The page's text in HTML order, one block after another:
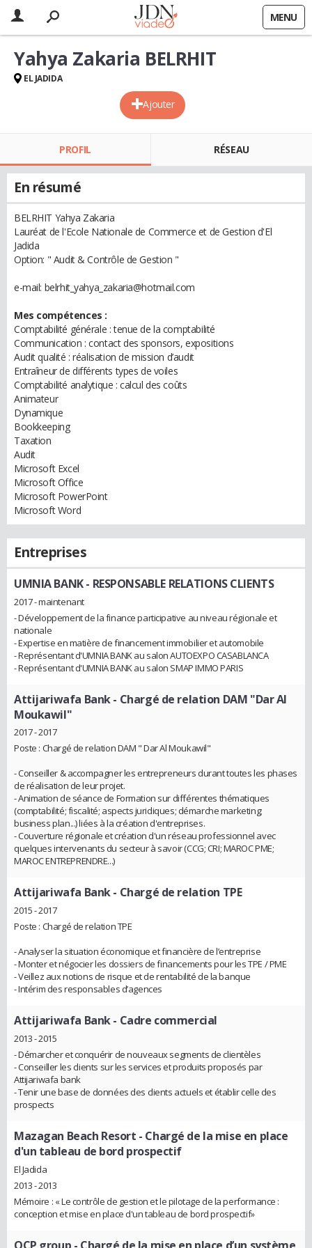
MENU
Ajouter
Yahya Zakaria BELRHIT
EL JADIDA
PROFIL RÉSEAU
En résumé
BELRHIT Yahya Zakaria
Lauréat de l'Ecole Nationale de Commerce et de Gestion d'El
Jadida
Option: " Audit & Contrôle de Gestion "
e-mail: belrhit_yahya_zakaria@hotmail.com
Mes compétences :
Comptabilité générale : tenue de la comptabilité
Communication : contact des sponsors, expositions
Audit qualité : réalisation de mission d’audit
Entraîneur de différents types de voiles
Comptabilité analytique : calcul des coûts
Animateur
Dynamique
Bookkeeping
Taxation
Audit
Microsoft Excel
Microsoft Office
Microsoft PowerPoint
Microsoft Word
Entreprises
UMNIA BANK- RESPONSABLE RELATIONS CLIENTS
2017 - maintenant
- Développement de la finance participative au niveau régionale et
nationale
- Expertise en matière de financement immobilier et automobile
- Représentant d'UMNIA BANK au salon AUTOEXPO CASABLANCA
- Représentant d'UMNIA BANK au salon SMAP IMMO PARIS
Attijariwafa Bank- Chargé de relation DAM "Dar Al
Moukawil"
2017 - 2017
Poste : Chargé de relation DAM " Dar Al Moukawil"
- Conseiller & accompagner les entrepreneurs durant toutes les phases
de réalisation de leur projet.
- Animation de séance de Formation sur différentes thématiques
(comptabilité; fiscalité; aspects juridiques; démarche marketing;
business plan...) liées à la création d'entreprises.
- Couverture régionale et création d'un réseau professionnel avec
quelques intervenants du secteur à savoir (CCG; CRI; MAROC PME;
MAROC ENTREPRENDRE...)
Attijariwafa Bank- Chargé de relation TPE
2015 - 2017
Poste : Chargé de relation TPE
- Analyser la situation économique et financière de l’entreprise
- Monter et négocier les dossiers de financements pour les TPE / PME
- Veillez aux notions de risque et de rentabilité de la banque
- Intérim des responsables d’agences
Attijariwafa Bank- Cadre commercial
2013 - 2015
- Démarcher et conquérir de nouveaux segments de clientèles
- Conseiller les clients sur les services et produits proposés par
Attijariwafa bank
- Tenir une base de données des clients actuels et établir celle des
prospects
Mazagan Beach Resort - Chargé de la mise en place
d'un tableau de bord prospectif
El Jadida
2013 - 2013
Mémoire : « Le contrôle de gestion et le pilotage de la performance :
conception et mise en place d'un tableau de bord prospectif»
OCP group - Chargé de la mise en place d’un système